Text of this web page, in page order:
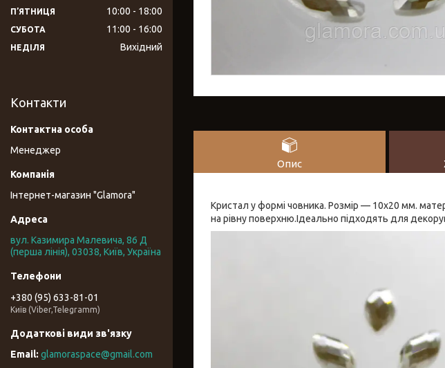
Опис
Кристал у формі човника. Розмір — 10х20 мм.
на рівну поверхню.Ідеально підходять для
ПʼЯТНИЦЯ 10:00 18:00
СУБОТА 11:00 16:00
НЕДІЛЯ Вихідний
Контакти
Менеджер
Інтернет-магазин "Glamora"
вул. Казимира Малевича, 86 Д
(перша лінія), 03038, Київ, Україна
+380 (95) 633-81-01
Київ (Viber,Telegramm)
glamoraspace@gmail.com